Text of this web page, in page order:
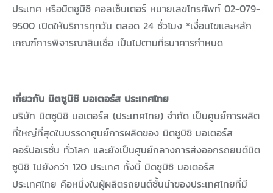
ประเทศ หรือมิตซูบิชิ คอลเซ็นเตอร์ หมายเลขโทรศัพท์ 02-079-
9500 เปิดให้บริการทุกวัน ตลอด 24 ชั่วโมง *เงื่อนไขและหลัก
เกณฑ์การพิจารณาสินเชื่อ เป็นไปตามที่ธนาคารกำหนด
เกี่ยวกับ มิตซูบิชิ มอเตอร์ส ประเทศไทย
บริษัท มิตซูบิชิ มอเตอร์ส (ประเทศไทย) จำกัด เป็นศูนย์การผลิต
ที่ใหญ่ที่สุดในบรรดาศูนย์การผลิตของ มิตซูบิชิ มอเตอร์ส
คอร์ปอเรชั่น ทั่วโลก และยังเป็นศูนย์กลางการส่งออกรถยนต์มิต
ซูบิชิ ไปยังกว่า 120 ประเทศ ทั้งนี้ มิตซูบิชิ มอเตอร์ส
ประเทศไทย คือหนึ่งในผู้ผลิตรถยนต์ชั้นนำของประเทศไทยที่มี